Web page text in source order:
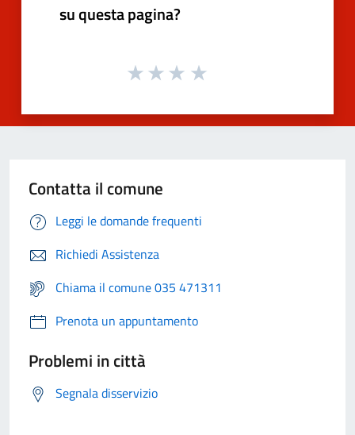
su questa pagina?
Contatta il comune
Leggi le domande frequenti
Richiedi Assistenza
Chiama il comune 035 471311
Prenota un appuntamento
Problemi in città
Segnala disservizio